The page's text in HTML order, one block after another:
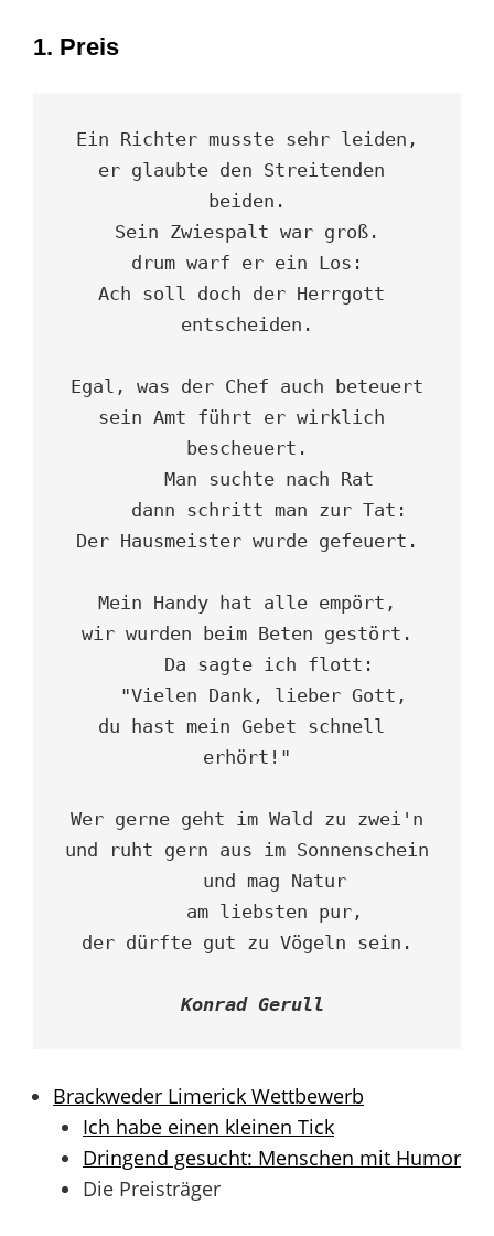
1. Preis
Ein Richter musste sehr leiden,
er glaubte den Streitenden
beiden.
Sein Zwiespalt war groß.
drum warf er ein Los:
Ach soll doch der Herrgott
entscheiden.
Egal, was der Chef auch beteuert
sein Amt führt er wirklich
bescheuert.
Man suchte nach Rat
dann schritt man zur Tat:
Der Hausmeister wurde gefeuert.
Mein Handy hat alle empört,
wir wurden beim Beten gestört.
Da sagte ich flott:
"Vielen Dank, lieber Gott,
du hast mein Gebet schnell
erhört!"
Wer gerne geht im Wald zu zwei'n
und ruht gern aus im Sonnenschein
und mag Natur
am liebsten pur,
der dürfte gut zu Vögeln sein.
Konrad Gerull
Brackweder Limerick Wettbewerb
Ich habe einen kleinen Tick
Dringend gesucht: Menschen mit Humor
Die Preisträger